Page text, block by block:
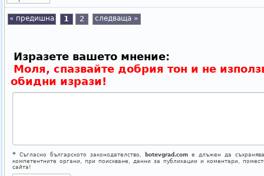
« предишна 1 2 следваща »
Изразете вашето мнение:
Моля, спазвайте добрия тон и не
обидни изрази!
*Съгласно българското законодателство, botevgrad.comе длъжен да
компетентните органи, при поискване, данни за публикации и коментари,
сайта!